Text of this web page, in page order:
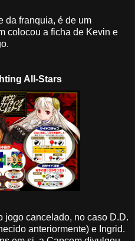
da franquia, é de um
colocou a ficha de Kevin e
All-Stars
jogo cancelado, no caso D.D.
anteriormente) e Ingrid.